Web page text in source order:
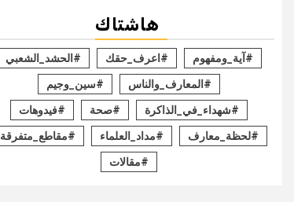
هاشتاك
#آية_ومفهوم #اعرف_حقك #الحشد_الشعبي
#المعارف_والناس #سين_وجيم
#شهداء_في_الذاكرة #صحة #فيدوهات
#لحظة_معارف #مداد_العلماء #مقاطع_متفرقة
#مقالات